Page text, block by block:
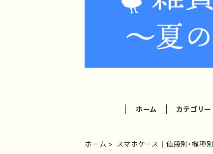
ホーム カテゴリー
ホーム スマホケース｜値段別・機種別